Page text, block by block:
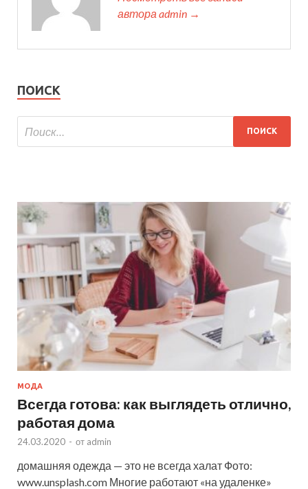
автора admin →
ПОИСК
МОДА
Всегда готова: как выглядеть отлично,
работая дома
24.03.2020 - от admin
домашняя одежда — это не всегда халат Фото:
www.unsplash.com Многие работают «на удаленке»